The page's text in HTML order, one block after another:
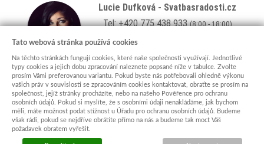
Lucie Dufková - Svatbasradosti.cz
Tel: +420 775 438 933(8:00 - 18:00)
Email:
Showroom
Jungmannova 627, Kyjov 69701
Po-Pá: po domluvě (více info)
Tato webová stránka používá cookies
Na těchto stránkách fungují cookies, které naše společnosti využívají. Jednotlivé
typy cookies a jejich dobu zpracování naleznete popsané níže v tabulce. Zvolte
prosím Vámi preferovanou variantu. Pokud byste nás potřebovali ohledně výkonu
vašich práv v souvislosti se zpracováním cookies kontaktovat, obraťte se prosím na
společnost, jejíž stránky procházíte, nebo na našeho Pověřence pro ochranu
osobních údajů. Pokud si myslíte, že s osobními údaji nenakládáme, jak bychom
měli, máte možnost podat stížnost u Úřadu pro ochranu osobních údajů. Budeme
však rádi, pokud se nejdříve obrátíte přímo na nás a budeme tak moct Váš
požadavek obratem vyřešit.